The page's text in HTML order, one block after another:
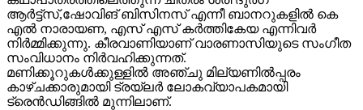
ആർട്ട്സ്,ഷോവിങ് ബിസിനസ് എന്നീ ബാനറുകളിൽ കെ
എൽ നാരായണ, എസ് എസ് കർത്തികേയ എന്നിവർ
നിർമ്മിക്കുന്നു. കീരവാണിയാണ് വാരണാസിയുടെ സംഗീത
സംവിധാനം നിർവഹിക്കുന്നത്.
മണിക്കൂറുകൾക്കുള്ളിൽ അഞ്ചു മില്യണിൽപ്പരം
കാഴ്ചക്കാരുമായി ട്രയ്ലർ ലോകവ്യാപകമായി
ട്രെൻഡിങ്ങിൽ മുന്നിലാണ്.